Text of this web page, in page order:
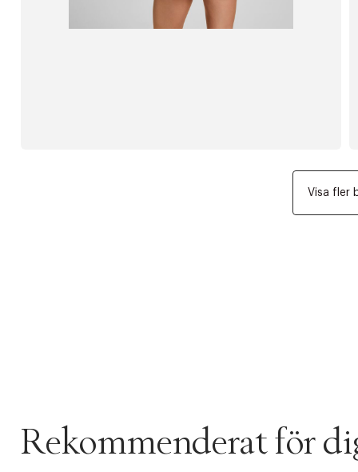
Visa fler
Rekommenderat för